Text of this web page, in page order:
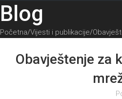
Blog
Početna Vijesti i publikacije
Obavještenje za